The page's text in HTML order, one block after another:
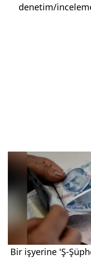
denetim/
Bir işyerine 'Ş-